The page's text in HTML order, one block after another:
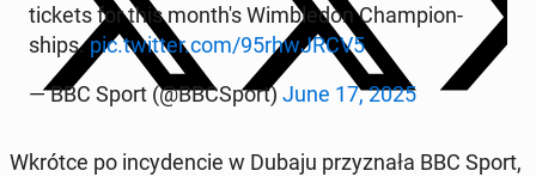
tickets for this month's Wim­ble­don Cham­pion­
ships.pic.twitter.com/95rhwJRCV5
— BBC Sport (@BBC­Sport) June 17, 2025
Wkrótce po in­cy­den­cie w Dubaju przy­zna­ła BBC Sport,